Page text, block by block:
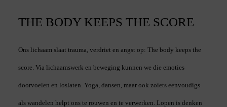
THE BODY KEEPS THE SCORE
Ons lichaam slaat trauma, verdriet en angst op: The body keeps the
score. Via lichaamswerk en beweging kunnen we die emoties
doorvoelen en loslaten. Yoga, dansen, maar ook zoiets eenvoudigs
als wandelen helpt ons te rouwen en te verwerken. Lopen is denken